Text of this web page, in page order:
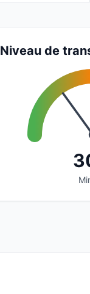
Niveau de